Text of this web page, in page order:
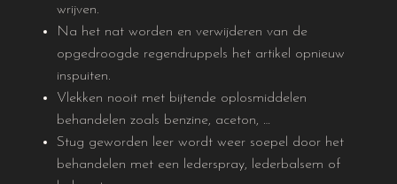
wrijven.
Na het nat worden en verwijderen van de
opgedroogde regendruppels het artikel opnieuw
inspuiten.
Vlekken nooit met bijtende oplosmiddelen
behandelen zoals benzine, aceton, …
Stug geworden leer wordt weer soepel door het
behandelen met een lederspray, lederbalsem of